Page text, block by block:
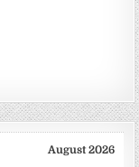
August 2026